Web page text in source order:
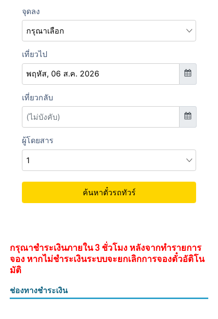
กรุณาชำระเงินภายใน 3 ชั่วโมง หลังจากทำรายการ
จอง หากไม่ชำระเงินระบบจะยกเลิกการจองตั๋วอัติโน
มัติ
ช่องทางชำระเงิน